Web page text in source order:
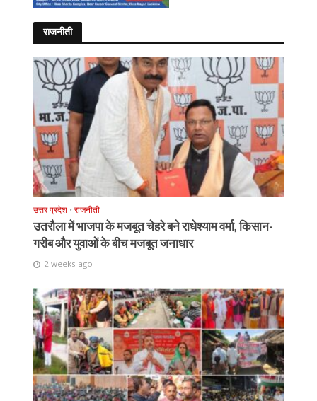
राजनीती
उत्तर प्रदेश • राजनीती
उतरौला में भाजपा के मजबूत चेहरे बने राधेश्याम वर्मा, किसान-
गरीब और युवाओं के बीच मजबूत जनाधार
2 weeks ago